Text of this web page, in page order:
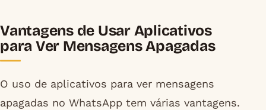
Vantagens de Usar Aplicativos
para Ver Mensagens Apagadas
O uso de aplicativos para ver mensagens
apagadas no WhatsApp tem várias vantagens.